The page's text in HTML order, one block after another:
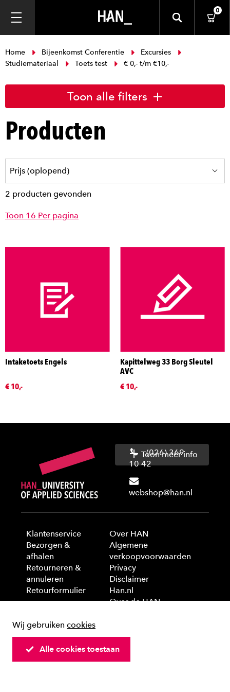
0
Home Bijeenkomst Conferentie
Excursies
Studiemateriaal
Toets test € 0,- t/m €10,-
Toon alle filters
Producten
2 producten gevonden
Toon 16 Per pagina
Intaketoets Engels
€ 10,-
Kapittelweg 33 Borg Sleutel
AVC
€ 10,-
(026) 369
10 42
webshop@han.nl
Toon meer info
Klantenservice
Bezorgen &
afhalen
Retourneren &
annuleren
Retourformulier
Over HAN
Algemene
verkoopvoorwaarden
Privacy
Disclaimer
Han.nl
Over de HAN
Wij gebruiken cookies
Alle cookies toestaan